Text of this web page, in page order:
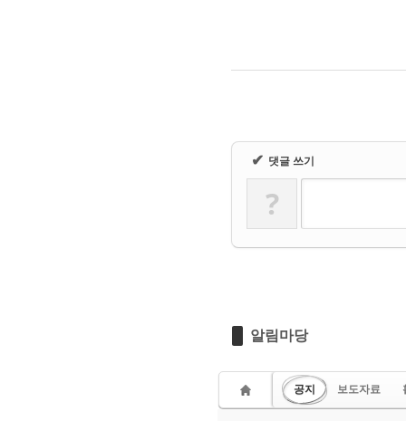
✔ 댓글 쓰기
?
알림마당
공지 보도자료